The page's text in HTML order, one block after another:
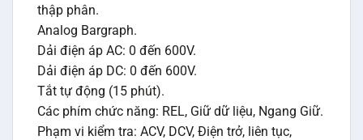
thập phân.
Analog Bargraph.
Dải điện áp AC: 0 đến 600V.
Dải điện áp DC: 0 đến 600V.
Tắt tự động (15 phút).
Các phím chức năng: REL, Giữ dữ liệu, Ngang Giữ.
Phạm vi kiểm tra: ACV, DCV, Điện trở, liên tục,